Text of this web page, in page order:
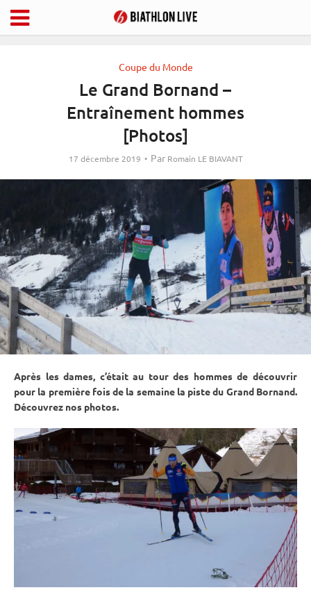
Coupe du Monde
Le Grand Bornand –
Entraînement hommes
[Photos]
17 décembre 2019 Par Romain LE BIAVANT
Après les dames, c’était au tour des hommes de découvrir
pour la première fois de la semaine la pistedu Grand Bornand.
Découvrez nos photos.